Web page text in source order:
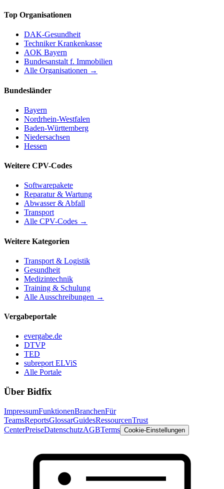
Top Organisationen
DAK-Gesundheit
Techniker Krankenkasse
AOK Bayern
Bundesanstalt f. Immobilien
Alle Organisationen →
Bundesländer
Bayern
Nordrhein-Westfalen
Baden-Württemberg
Niedersachsen
Hessen
Weitere CPV-Codes
Softwarepakete
Reparatur & Wartung
Abwasser & Abfall
Transport
Alle CPV-Codes →
Weitere Kategorien
Transport & Logistik
Gesundheit
Medizintechnik
Training & Schulung
Alle Ausschreibungen →
Vergabeportale
evergabe.de
DTVP
TED
subreport ELViS
Alle Portale
Über Bidfix
ImpressumFunktionenBranchenFür
TeamsReportsGlossarGuidesRessourcenTrust
CenterPreiseDatenschutzAGBTerms Cookie-Einstellungen